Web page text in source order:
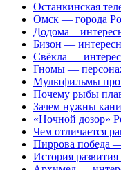
Останкинская
Омск — города
Додома –
Бизон —
Свёкла —
Гномы —
Мультфильмы про
Почему рыбы
Зачем нужны
«Ночной дозор»
Чем отличается
Пиррова победа
История